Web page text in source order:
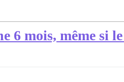
6 mois, même si